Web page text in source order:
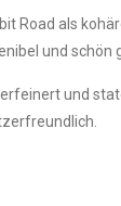
Road als
und schön
und